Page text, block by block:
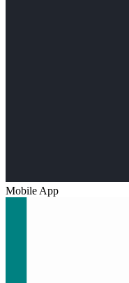
Mobile App